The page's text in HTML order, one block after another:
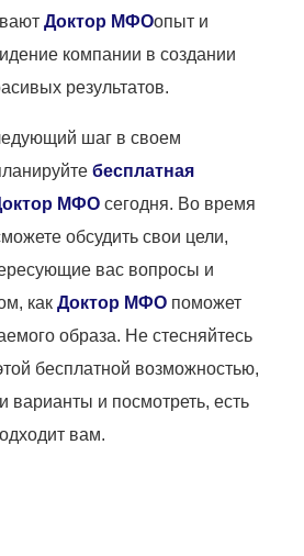
Доктор МФОопыт и
компании в создании
результатов.
шаг в своем
бесплатная
МФО сегодня. Во время
обсудить свои цели,
вас вопросы и
как Доктор МФО поможет
образа. Не стесняйтесь
бесплатной возможностью,
варианты и посмотреть, есть
вам.